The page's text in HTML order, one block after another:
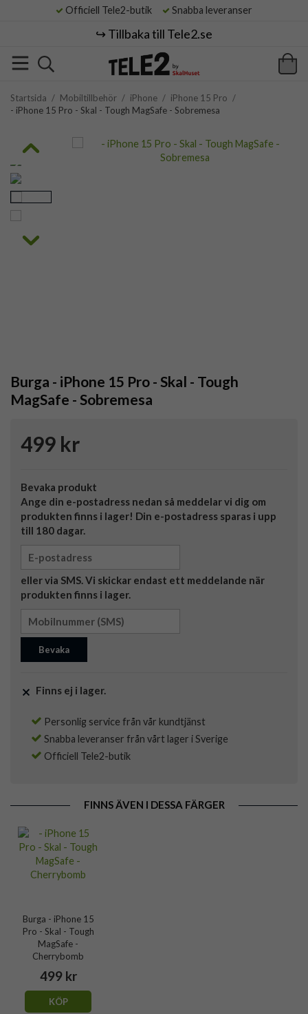
Officiell Tele2-butik Snabba leveranser
↪️ Tillbaka till Tele2.se
Startsida / Mobiltillbehör / iPhone / iPhone 15 Pro /
- iPhone 15 Pro - Skal - Tough MagSafe - Sobremesa
Burga - iPhone 15 Pro - Skal - Tough
MagSafe - Sobremesa
499 kr
Bevaka produkt
Ange din e-postadress nedan så meddelar vi dig om
produkten finns i lager! Din e-postadress sparas i upp
till 180 dagar.
eller via SMS. Vi skickar endast ett meddelande när
produkten finns i lager.
Bevaka
Finns ej i lager.
Personlig service från vår kundtjänst
Snabba leveranser från vårt lager i Sverige
Officiell Tele2-butik
FINNS ÄVEN I DESSA FÄRGER
Burga - iPhone 15
Pro - Skal - Tough
MagSafe -
Cherrybomb
499 kr
KÖP